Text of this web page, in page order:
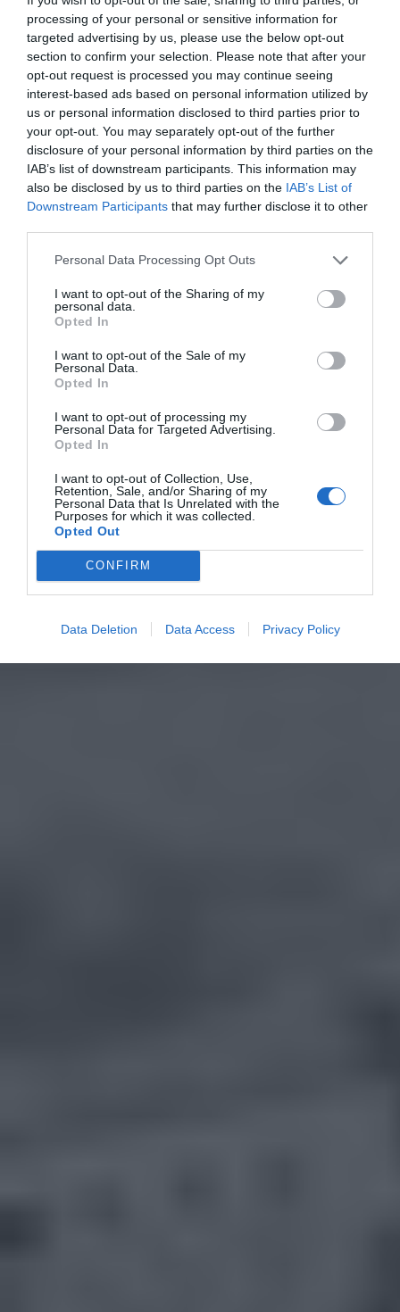
processing of your personal or sensitive information for
targeted advertising by us, please use the below opt-out
section to confirm your selection. Please note that after your
opt-out request is processed you may continue seeing
interest-based ads based on personal information utilized by
us or personal information disclosed to third parties prior to
your opt-out. You may separately opt-out of the further
disclosure of your personal information by third parties on the
IAB’s list of downstream participants. This information may
also be disclosed by us to third parties on the IAB’s List of
Downstream Participants that may further disclose it to other
Personal Data Processing Opt Outs
I want to opt-out of the Sharing of my
personal data.
Opted In
I want to opt-out of the Sale of my
Personal Data.
Opted In
I want to opt-out of processing my
Personal Data for Targeted Advertising.
Opted In
I want to opt-out of Collection, Use,
Retention, Sale, and/or Sharing of my
Personal Data that Is Unrelated with the
Purposes for which it was collected.
Opted Out
CONFIRM
Data Deletion Data Access Privacy Policy